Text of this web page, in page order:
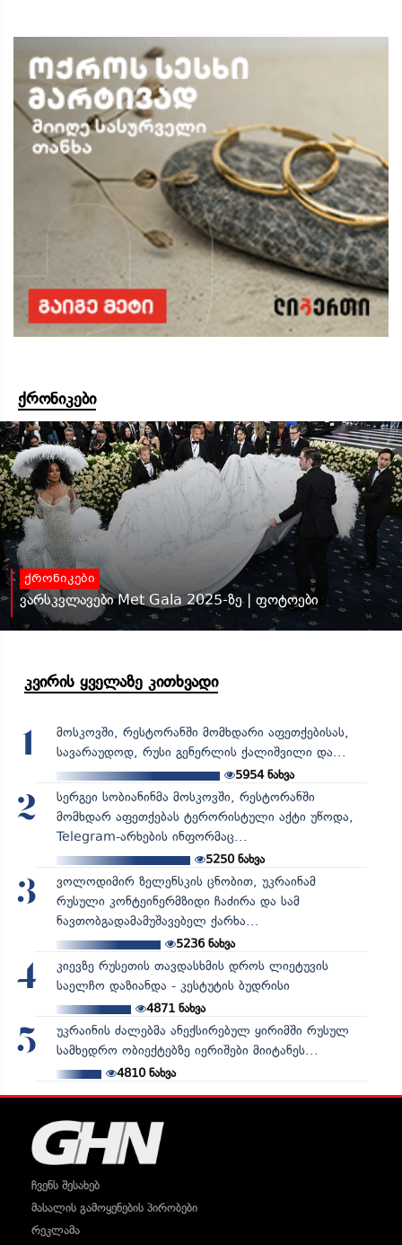
ქრონიკები
ქრონიკები
ვარსკვლავები Met Gala 2025-ზე | ფოტოები
კვირის ყველაზე კითხვადი
1
მოსკოვში, რესტორანში მომხდარი აფეთქებისას,
სავარაუდოდ, რუსი გენერლის ქალიშვილი და...
5954ნახვა
2
სერგეი სობიანინმა მოსკოვში, რესტორანში
მომხდარ აფეთქებას ტერორისტული აქტი უწოდა,
Telegram-არხების ინფორმაც...
5250ნახვა
3
ვოლოდიმირ ზელენსკის ცნობით, უკრაინამ
რუსული კონტეინერმზიდი ჩაძირა და სამ
ნავთობგადამამუშავებელ ქარხა...
5236ნახვა
4
კიევზე რუსეთის თავდასხმის დროს ლიეტუვის
საელჩო დაზიანდა - კესტუტის ბუდრისი
4871ნახვა
5
უკრაინის ძალებმა ანექსირებულ ყირიმში რუსულ
სამხედრო ობიექტებზე იერიშები მიიტანეს...
4810ნახვა
ჩვენს შესახებ
მასალის გამოყენების პირობები
რეკლამა